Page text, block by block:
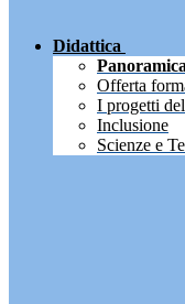
Didattica
Panoramica
Offerta
I progetti
Inclusione
Scienze e